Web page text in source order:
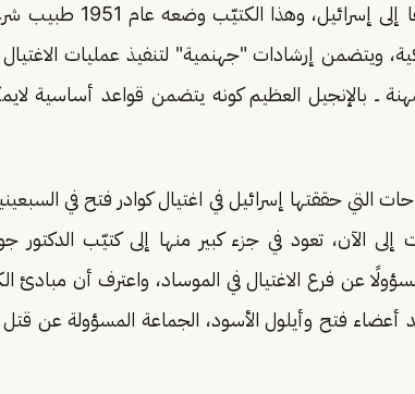
قبل أن يتم تهريبه لاحقا
ويتضمن إرشادات "جهنمية" لتنفيذ عمليات
ــ بالإنجيل العظيم كونه يتضمن قواعد أساسية
التي حققتها إسرائيل في اغتيال كوادر فتح في
إلى الآن، تعود في جزء كبير منها إلى كتيّب الدكتور
عن فرع الاغتيال في الموساد، واعترف أن مبادئ
فتح وأيلول الأسود، الجماعة المسؤولة عن قتل